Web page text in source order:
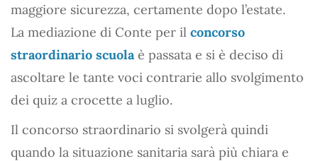
maggiore sicurezza, certamente dopo l’estate.
La mediazione di Conte per il concorso
straordinario scuolaè passata e si è deciso di
ascoltare le tante voci contrarie allo svolgimento
dei quiz a crocette a luglio.
Il concorso straordinario si svolgerà quindi
quando la situazione sanitaria sarà più chiara e